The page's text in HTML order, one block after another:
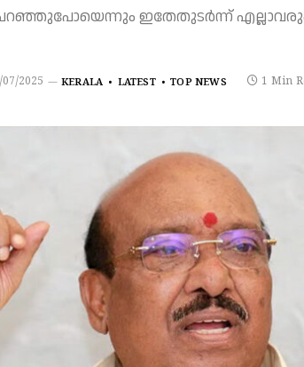
ഇതേതുടർന്ന് എല്ലാവരും
07/2025 KERALA LATEST TOP NEWS 1 Min